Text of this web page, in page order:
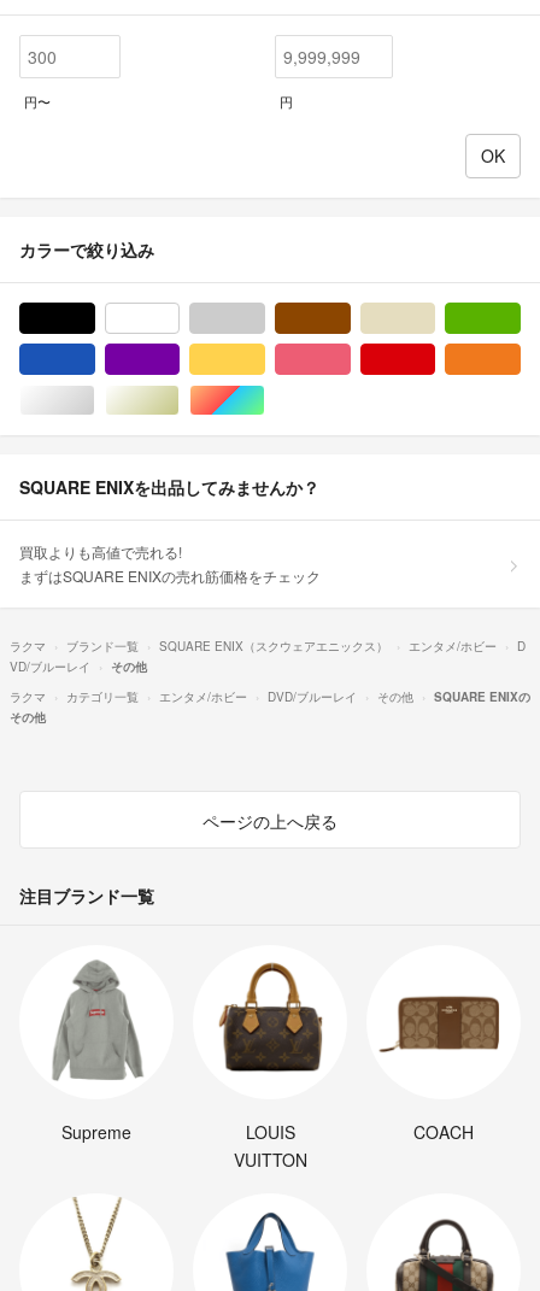
円〜 円
カラーで絞り込み
シルバー/銀色系ゴールド/金色系マルチカラー
SQUARE ENIXを出品してみませんか？
買取よりも高値で売れる!
まずはSQUARE ENIXの売れ筋価格をチェック
ラクマ ブランド一覧 SQUARE ENIX（スクウェアエニックス） エンタメ/ホビー
D
VD/ブルーレイ
その他
ラクマ
カテゴリ一覧 エンタメ/ホビー DVD/ブルーレイ その他
SQUARE ENIXの
その他
ページの上へ戻る
注目ブランド一覧
Supreme
LOUIS
VUITTON
COACH